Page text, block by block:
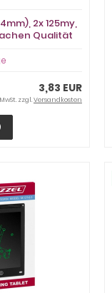
2x 125my,
Qualität
3,83 EUR
zzgl.Versandkosten